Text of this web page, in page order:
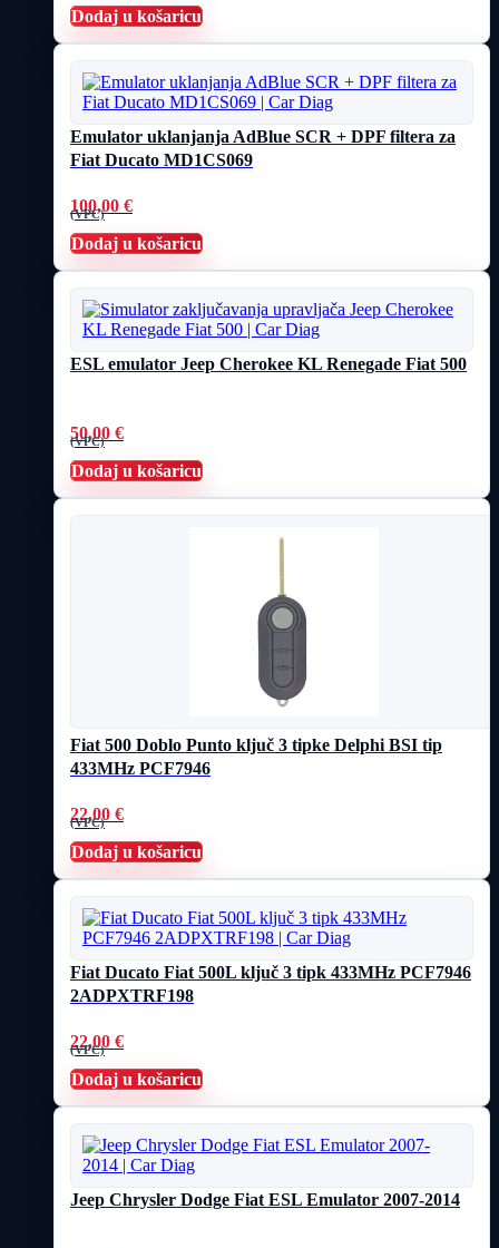
Dodaj u košaricu
Emulator uklanjanja AdBlue SCR + DPF filtera za
Fiat Ducato MD1CS069
100,00 €
(VPC)
Dodaj u košaricu
ESL emulator Jeep Cherokee KL Renegade Fiat 500
50,00 €
(VPC)
Dodaj u košaricu
Fiat 500 Doblo Punto ključ 3 tipke Delphi BSI tip
433MHz PCF7946
22,00 €
(VPC)
Dodaj u košaricu
Fiat Ducato Fiat 500L ključ 3 tipk 433MHz PCF7946
2ADPXTRF198
22,00 €
(VPC)
Dodaj u košaricu
Jeep Chrysler Dodge Fiat ESL Emulator 2007-2014